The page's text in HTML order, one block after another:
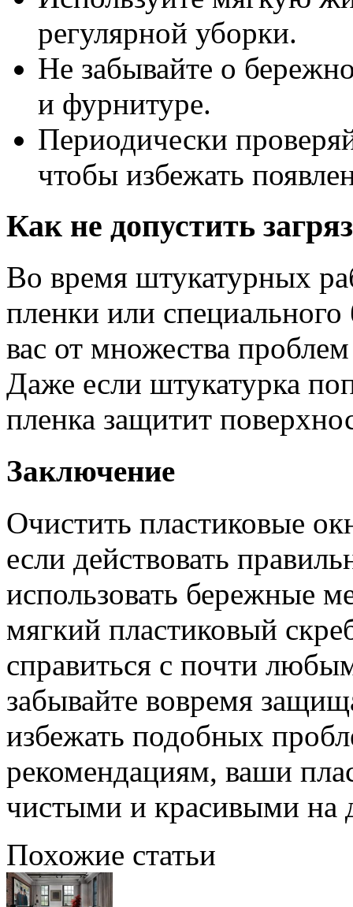
регулярной уборки.
Не забывайте о
и фурнитуре.
Периодически
чтобы избежать
Как не допустить
Во время штукатурных
пленки или
вас от множества
Даже если штукатурка
пленка защитит
Заключение
Очистить пластиковые
если действовать
использовать бережные
мягкий пластиковый
справиться с почти
забывайте вовремя
избежать подобных
рекомендациям, ваши
чистыми и красивыми на
Похожие статьи